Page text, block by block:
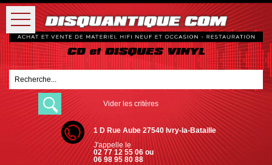
Vider les critères
1 D Rue Aube 27540 Ivry-la-Bataille
J'appelle le
02 77 12 55 06 ou
06 98 95 80 88